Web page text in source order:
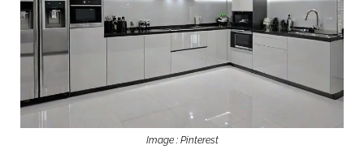
Image : Pinterest